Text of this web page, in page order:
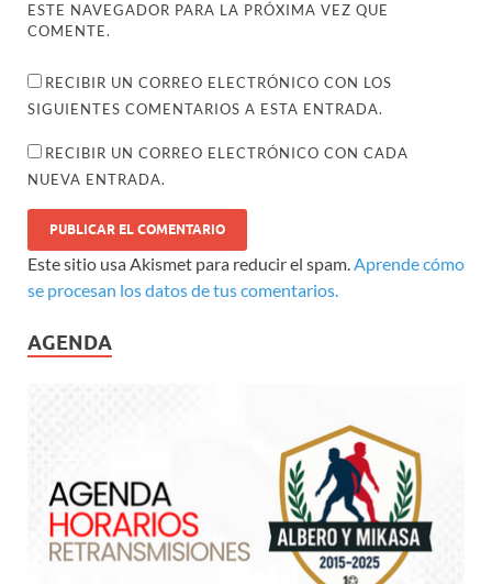
ESTE NAVEGADOR PARA LA PRÓXIMA VEZ QUE
COMENTE.
RECIBIR UN CORREO ELECTRÓNICO CON LOS
SIGUIENTES COMENTARIOS A ESTA ENTRADA.
RECIBIR UN CORREO ELECTRÓNICO CON CADA
NUEVA ENTRADA.
Este sitio usa Akismet para reducir el spam.Aprende cómo
se procesan los datos de tus comentarios.
AGENDA